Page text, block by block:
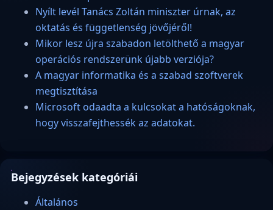
Nyílt levél Tanács Zoltán miniszter úrnak, az
oktatás és függetlenség jövőjéről!
Mikor lesz újra szabadon letölthető a magyar
operációs rendszerünk újabb verziója?
A magyar informatika és a szabad szoftverek
megtisztítása
Microsoft odaadta a kulcsokat a hatóságoknak,
hogy visszafejthessék az adatokat.
Bejegyzések kategóriái
Általános